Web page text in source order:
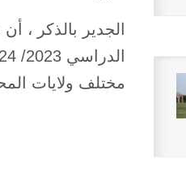
الجدير بالذكر ،
مختلف ولايات